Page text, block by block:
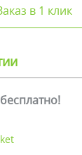
в 1 клик